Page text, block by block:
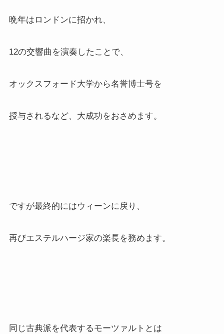
晩年はロンドンに招かれ、
12の交響曲を演奏したことで、
オックスフォード大学から名誉博士号を
授与されるなど、大成功をおさめます。
ですが最終的にはウィーンに戻り、
再びエステルハージ家の楽長を務めます。
同じ古典派を代表するモーツァルトとは